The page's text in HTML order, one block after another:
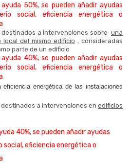
50%, se pueden añadir ayudas
social, eficiencia energética o
destinados a intervenciones sobre una
del mismo edificio , consideradas
parte de un edificio
40%, se pueden añadir ayudas
social, eficiencia energética o
energética de las instalaciones
a intervenciones en edificios
40%, se pueden añadir ayudas
social, eficiencia energética o